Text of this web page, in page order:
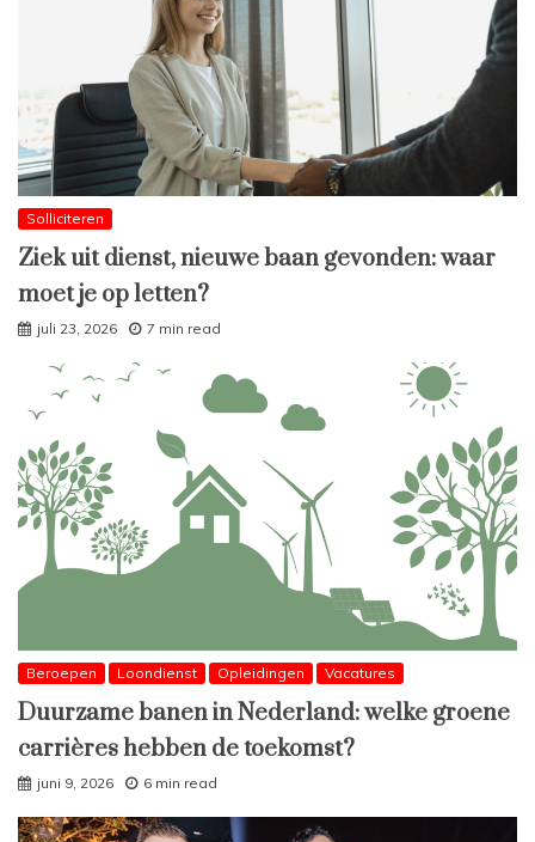
Solliciteren
Ziek uit dienst, nieuwe baan gevonden: waar
moet je op letten?
juli 23, 2026 7 min read
Beroepen Loondienst Opleidingen Vacatures
Duurzame banen in Nederland: welke groene
carrières hebben de toekomst?
juni 9, 2026 6 min read